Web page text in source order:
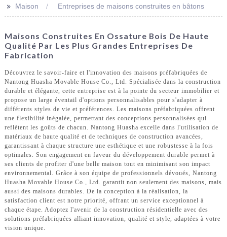
>> Maison Entreprises de maisons construites en bâtons
Maisons Construites En Ossature Bois De Haute
Qualité Par Les Plus Grandes Entreprises De
Fabrication
Découvrez le savoir-faire et l'innovation des maisons préfabriquées de
Nantong Huasha Movable House Co., Ltd. Spécialisée dans la construction
durable et élégante, cette entreprise est à la pointe du secteur immobilier et
propose un large éventail d'options personnalisables pour s'adapter à
différents styles de vie et préférences. Les maisons préfabriquées offrent
une flexibilité inégalée, permettant des conceptions personnalisées qui
reflètent les goûts de chacun. Nantong Huasha excelle dans l'utilisation de
matériaux de haute qualité et de techniques de construction avancées,
garantissant à chaque structure une esthétique et une robustesse à la fois
optimales. Son engagement en faveur du développement durable permet à
ses clients de profiter d'une belle maison tout en minimisant son impact
environnemental. Grâce à son équipe de professionnels dévoués, Nantong
Huasha Movable House Co., Ltd. garantit non seulement des maisons, mais
aussi des maisons durables. De la conception à la réalisation, la
satisfaction client est notre priorité, offrant un service exceptionnel à
chaque étape. Adoptez l'avenir de la construction résidentielle avec des
solutions préfabriquées alliant innovation, qualité et style, adaptées à votre
vision unique.